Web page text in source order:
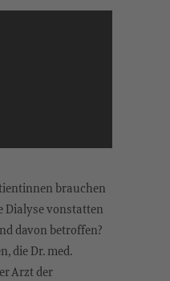
brauchen
Dialyse vonstatten
davon betroffen?
die Dr. med.
Arzt der